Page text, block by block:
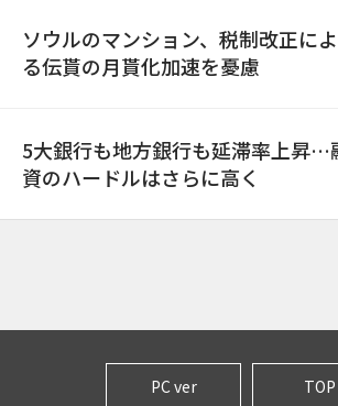
ソウルのマンション、税制改正によ
る伝貰の月貰化加速を憂慮
5大銀行も地方銀行も延滞率上昇…
資のハードルはさらに高く
PC ver TOP